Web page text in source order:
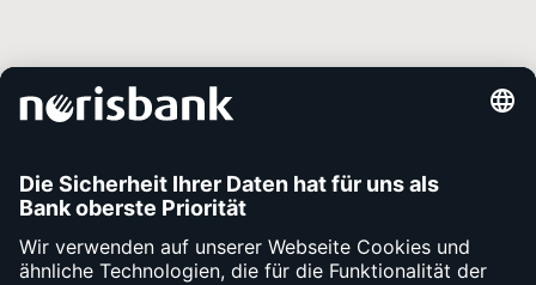
Unsere Services
Kontakt